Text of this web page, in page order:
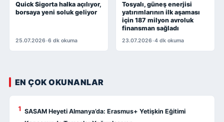
Quick Sigorta halka açılıyor,
borsaya yeni soluk geliyor
25.07.2026•6 dk okuma
Tosyalı, güneş enerjisi
yatırımlarının ilk aşaması
için 187 milyon avroluk
finansman sağladı
23.07.2026•4 dk okuma
EN ÇOK OKUNANLAR
1 SASAM Heyeti Almanya’da: Erasmus+ Yetişkin Eğitimi